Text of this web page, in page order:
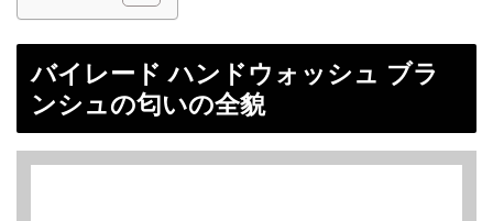
バイレード ハンドウォッシュ ブラ
ンシュの匂いの全貌